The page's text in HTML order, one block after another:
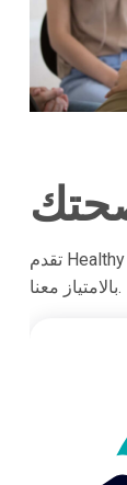
تقدم Healthy Türkiye الأفضل لصحتك وراحتك. ستشعر
بالامتياز معنا.